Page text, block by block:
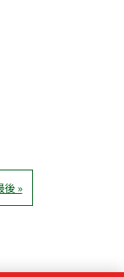
後 »